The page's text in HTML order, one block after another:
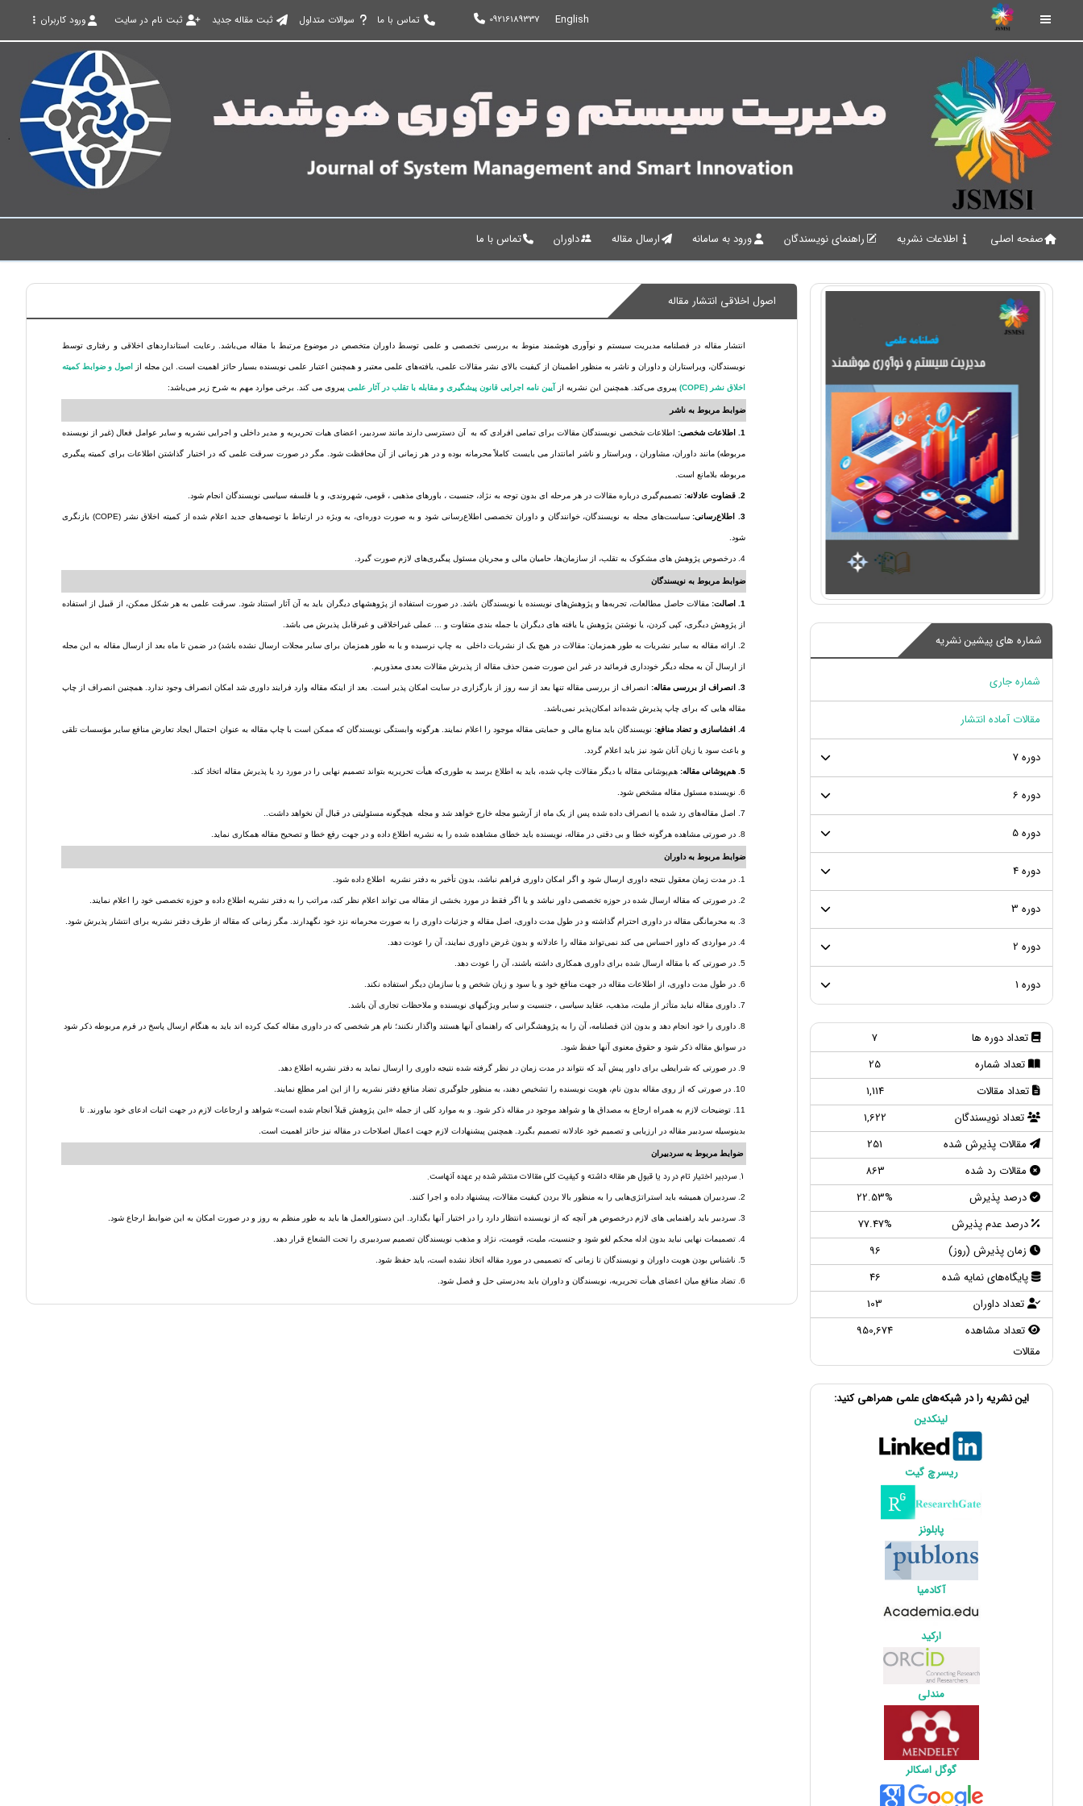
English
09216189337 تماس با ما سوالات متداول ثبت مقاله جدید ثبت نام در سایت ورود کاربران
صفحه اصلی اطلاعات نشریه راهنمای نویسندگان ورود به سامانه ارسال مقاله داوران تماس با ما
شماره های پیشین نشریه
شماره جاری
مقالات آماده انتشار
دوره 7
دوره 6
دوره 5
دوره 4
دوره 3
دوره 2
دوره 1
تعداد دوره ها
7
تعداد شماره
25
تعداد مقالات
1,114
تعداد نویسندگان
1,622
مقالات پذیرش شده
251
مقالات رد شده
863
درصد پذیرش
22.53%
درصد عدم پذیرش
77.47%
زمان پذیرش (روز)
96
پایگاه‌های نمایه شده
46
تعداد داوران
103
تعداد مشاهده
مقالات
950,674
این نشریه را در شبکه‌های علمی همراهی کنید:
لینکدین
ریسرچ گیت
پابلونز
آکادمیا
ارکید
مندلی
گوگل اسکالر
اصول اخلاقی انتشار مقاله
انتشار مقاله در فصلنامه مدیریت سیستم و نوآوری هوشمند منوط به بررسی تخصصی و علمی توسط داوران متخصص در موضوع مرتبط با مقاله می‌باشد. رعایت استانداردهای اخلاقی و رفتاری توسط
نویسندگان، ویراستاران و داوران و ناشر به منظور اطمینان از کیفیت بالای نشر مقالات علمی، یافته‌های علمی معتبر و همچنین اعتبار علمی نویسنده بسیار حائز اهمیت است. این مجله از اصول و ضوابط کمیته
اخلاق نشر (COPE) پیروی می‌کند. همچنین این نشریه از آیین نامه اجرایی قانون پیشگیری و مقابله با تقلب در آثار علمیپیروی می کند. برخی موارد مهم به شرح زیر می‌باشد:
ضوابط مربوط به ناشر
1. اطلاعات شخصی: اطلاعات شخصی نویسندگان مقالات برای تمامی افرادی که به آن دسترسی دارند مانند سردبیر، اعضای هیات تحریریه و مدیر داخلی و اجرایی نشریه و سایر عوامل فعال (غیر از نویسنده
مربوطه) مانند داوران، مشاوران ، ویراستار و ناشر امانتدار می بایست کاملاً محرمانه بوده و در هر زمانی از آن محافظت شود. مگر در صورت سرقت علمی که در اختیار گذاشتن اطلاعات برای کمیته پیگیری
مربوطه بلامانع است.
2. قضاوت عادلانه: تصمیم‌گیری درباره مقالات در هر مرحله ای بدون توجه به نژاد، جنسیت ، باورهای مذهبی ، قومی، شهروندی، و یا فلسفه سیاسی نویسندگان انجام شود.
3. اطلاع‌رسانی: سیاست‌های مجله به نویسندگان، خوانندگان و داوران تخصصی اطلاع‌رسانی شود و به صورت دوره‌ای، به ویژه در ارتباط با توصیه‌های جدید اعلام شده از کمیته اخلاق نشر (COPE) بازنگری
شود.
4. درخصوص پژوهش های مشکوک به تقلب، از سازمان‌ها، حامیان مالی و مجریان مسئول پیگیری‌های لازم صورت گیرد.
ضوابط مربوط به نویسندگان
1. اصالت: مقالات حاصل مطالعات، تجربه‌ها و پژوهش‌های نویسنده یا نویسندگان باشد. در صورت استفاده از پژوهشهای دیگران باید به آن آثار استناد شود. سرقت علمی به هر شکل ممکن، از قبیل از استفاده
از پژوهش دیگری، کپی کردن، یا نوشتن پژوهش یا یافته های دیگران با جمله بندی متفاوت و ... عملی غیراخلاقی و غیرقابل پذیرش می باشد.
2. ارائه مقاله به سایر نشریات به طور همزمان: مقالات در هیچ یک از نشریات داخلی به چاپ نرسیده و یا به طور همزمان برای سایر مجلات ارسال نشده باشد) در ضمن تا ماه بعد از ارسال مقاله به این مجله
از ارسال آن به مجله دیگر خودداری فرمائید در غیر این صورت ضمن حذف مقاله از پذیرش مقالات بعدی معذوریم.
3. انصراف از بررسی مقاله: انصراف از بررسی مقاله تنها بعد از سه روز از بارگزاری در سایت امکان پذیر است. بعد از اینکه مقاله وارد فرایند داوری شد امکان انصراف وجود ندارد. همچنین انصراف از چاپ
مقاله هایی که برای چاپ پذیرش شده‌اند امکان‌پذیر نمی‌باشد.
4. افشاسازی و تضاد منافع: نویسندگان باید منابع مالی و حمایتی مقاله موجود را اعلام نمایند. هرگونه وابستگی نویسندگان که ممکن است با چاپ مقاله به عنوان احتمال ایجاد تعارض منافع سایر مؤسسات تلقی
و باعث سود یا زیان آنان شود نیز باید اعلام گردد.
5. هم‌پوشانی مقاله: هم‌پوشانی مقاله با دیگر مقالات چاپ شده، باید به اطلاع برسد به طوری‌که هیأت تحریریه بتواند تصمیم نهایی را در مورد رد یا پذیرش مقاله اتخاذ کند.
6. نویسنده مسئول مقاله مشخص شود.
7. اصل مقاله‌های رد شده یا انصراف داده شده پس از یک ماه از آرشیو مجله خارج خواهد شد و مجله هیچگونه مسئولیتی در قبال آن نخواهد داشت..
8. در صورتی مشاهده هرگونه خطا و بی دقتی در مقاله، نویسنده باید خطای مشاهده شده را به نشریه اطلاع داده و در جهت رفع خطا و تصحیح مقاله همکاری نماید.
ضوابط مربوط به داوران
1. در مدت زمان معقول نتیجه داوری ارسال شود و اگر امکان داوری فراهم نباشد، بدون تأخیر به دفتر نشریه اطلاع داده شود.
2. در صورتی که مقاله ارسال شده در حوزه تخصصی داور نباشد و یا اگر فقط در مورد بخشی از مقاله می تواند اعلام نظر کند، مراتب را به دفتر نشریه اطلاع داده و حوزه تخصصی خود را اعلام نمایند.
3. به محرمانگی مقاله در داوری احترام گذاشته و در طول مدت داوری، اصل مقاله و جزئیات داوری را به صورت محرمانه نزد خود نگهدارند. مگر زمانی که مقاله­ از طرف دفتر نشریه برای انتشار پذیرش شود.
4. در مواردی که داور احساس می کند نمی‌تواند مقاله را عادلانه و بدون غرض داوری نمایند، آن را عودت دهد.
5. در صورتی که با مقاله ارسال شده برای داوری همکاری داشته باشند، آن را عودت دهد.
6. در طول مدت داوری، از اطلاعات مقاله در جهت منافع خود و یا سود و زیان شخص و یا سازمان دیگر استفاده نکند.
7. داوری مقاله نباید متأثر از ملیت، مذهب، عقاید سیاسی ، جنسیت و سایر ویژگیهای نویسنده و ملاحظات تجاری آن باشد.
8. داوری را خود انجام دهد و بدون اذن فصلنامه، آن را به پژوهشگرانی که راهنمای آنها هستند واگذار نکنند؛ نام هر شخصی که در داوری مقاله کمک کرده اند باید به هنگام ارسال پاسخ در فرم مربوطه ذکر شود
در سوابق مقاله ذکر شود و حقوق معنوی آنها حفظ شود.
9. در صورتی که شرایطی برای داور پیش آید که نتواند در مدت زمان در نظر گرفته شده نتیجه داوری را ارسال نماید به دفتر نشریه اطلاع دهد.
10. در صورتی که از روی مقاله بدون نام، هویت نویسنده را تشخیص دهند، به منظور جلوگیری تضاد منافع دفتر نشریه را از این امر مطلع نمایند.
11. توضیحات لازم به همراه ارجاع به مصداق ها و شواهد موجود در مقاله ذکر شود. و به موارد کلی از جمله «این پژوهش قبلاً انجام شده است» شواهد و ارجاعات لازم در جهت اثبات ادعای خود بیاورند. تا
بدینوسیله سردبیر مقاله در ارزیابی و تصمیم خود عادلانه تصمیم بگیرد. همچنین پیشنهادات لازم جهت اعمال اصلاحات در مقاله نیز حائز اهمیت است.
ضوابط مربوط به سردبیران
1. سردبیر اختیار تام در رد یا قبول هر مقاله داشته و کیفیت کلی مقالات منتشر شده بر عهده آنهاست.
2. سردبیران همیشه باید استراتژی‌هایی را به منظور بالا بردن کیفیت مقالات، پیشنهاد داده و اجرا کنند.
3. سردبیر باید راهنمایی های لازم درخصوص هر آنچه که از نویسنده انتظار دارد را در اختیار آنها بگذارد. این دستورالعمل ها باید به طور منظم به روز و در صورت امکان به این ضوابط ارجاع شود.
4. تصمیمات نهایی نباید بدون ادله محکم لغو شود و جنسیت، ملیت، قومیت، نژاد و مذهب نویسندگان تصمیم سردبیری را تحت الشعاع قرار دهد.
5. ناشناس بودن هویت داوران و نویسندگان تا زمانی که تصمیمی در مورد مقاله اتخاذ نشده است، باید حفظ شود.
6. تضاد منافع میان اعضای هیأت تحریریه، نویسندگان و داوران باید به‌درستی حل و فصل شود.